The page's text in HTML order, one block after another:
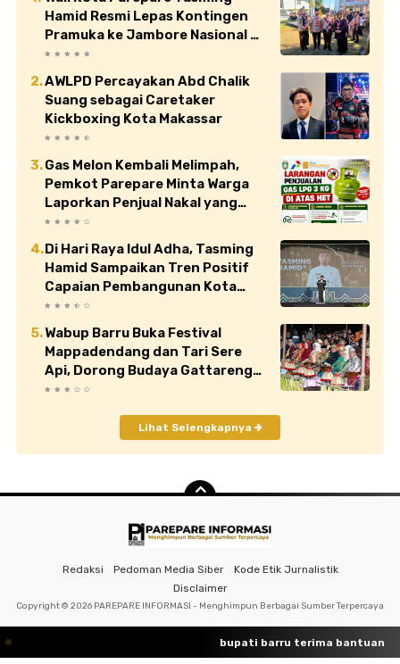
Hamid Resmi Lepas Kontingen
Pramuka ke Jambore Nasional XII
di Cibubur
AWLPD Percayakan Abd Chalik
Suang sebagai Caretaker
Kickboxing Kota Makassar
Gas Melon Kembali Melimpah,
Pemkot Parepare Minta Warga
Laporkan Penjual Nakal yang
Jual di Atas HET
Di Hari Raya Idul Adha, Tasming
Hamid Sampaikan Tren Positif
Capaian Pembangunan Kota
Parepare
Wabup Barru Buka Festival
Mappadendang dan Tari Sere
Api, Dorong Budaya Gattareng
Mendunia
Lihat Selengkapnya
Redaksi Pedoman Media Siber
Kode Etik Jurnalistik
Disclaimer
bupati barru terima bantuan
Copyright © 2026 PAREPARE INFORMASI - Menghimpun Berbagai Sumber Terpercaya